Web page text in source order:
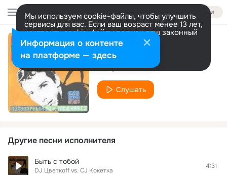
Войти
Мы используем cookie-файлы, чтобы улучшить
сервисы для вас. Если ваш возраст менее 13 лет,
настроить cookie-файлы должен ваш законный
представитель. Больше информации
Разрешить все Настроить
Прощай
DJ Цветкoff vs. CJ Кокетка
Слушать
Другие песни исполнителя
Быть с тобой
DJ Цветкoff vs. CJ Кокетка
4:31
Информация о контенте
на платформе — здесь